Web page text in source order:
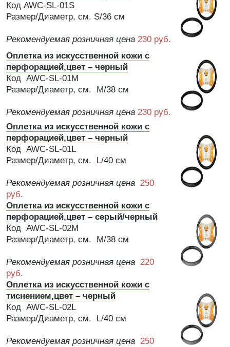
Код AWC-SL-01S
Размер/Диаметр, см. S/36 см
Рекомендуемая розничная цена 230 руб.
Оплетка из искусственной кожи с
перфорацией,цвет – черный
Код AWC-SL-01M
Размер/Диаметр, см. M/38 см
Рекомендуемая розничная цена 230 руб.
Оплетка из искусственной кожи с
перфорацией,цвет – черный
Код AWC-SL-01L
Размер/Диаметр, см. L/40 см
Рекомендуемая розничная цена 250
руб.
Оплетка из искусственной кожи с
перфорацией,цвет – серый/черный
Код AWC-SL-02M
Размер/Диаметр, см. M/38 см
Рекомендуемая розничная цена 220
руб.
Оплетка из искусственной кожи с
тиснением,цвет – черный
Код AWC-SL-02L
Размер/Диаметр, см. L/40 см
Рекомендуемая розничная цена 250